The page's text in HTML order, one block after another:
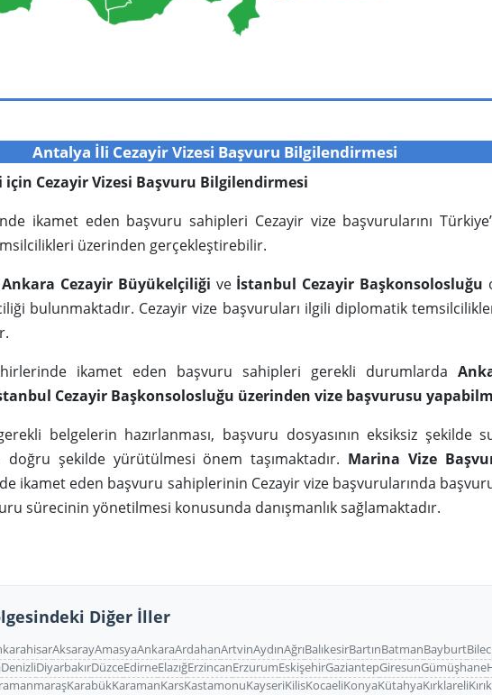
Antalya İli Cezayir Vizesi Başvuru Bilgilendirmesi
Cezayir Vizesi Başvuru Bilgilendirmesi
ikamet eden başvuru sahipleri Cezayir vize başvurularını
üzerinden gerçekleştirebilir.
Ankara Cezayir Büyükelçiliği ve İstanbul Cezayir Başkonsolosluğu
bulunmaktadır. Cezayir vize başvuruları ilgili diplomatik
ikamet eden başvuru sahipleri gerekli durumlarda
Cezayir Başkonsolosluğu üzerinden vize başvurusu
belgelerin hazırlanması, başvuru dosyasının eksiksiz şekilde
şekilde yürütülmesi önem taşımaktadır. Marina Vize
ikamet eden başvuru sahiplerinin Cezayir vize başvurularında
sürecinin yönetilmesi konusunda danışmanlık sağlamaktadır.
Diğer İller
AksarayAmasyaAnkaraArdahanArtvinAydınAğrıBalıkesirBartınBatmanBayburt
DenizliDiyarbakırDüzceEdirneElazığErzincanErzurumEskişehirGaziantepGiresunGümüşhane
KarabükKaramanKarsKastamonuKayseriKilisKocaeliKonyaKütahyaKırklareli